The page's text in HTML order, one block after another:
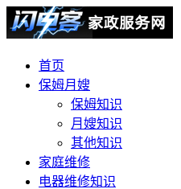
首页
保姆月嫂
保姆知识
月嫂知识
其他知识
家庭维修
电器维修知识